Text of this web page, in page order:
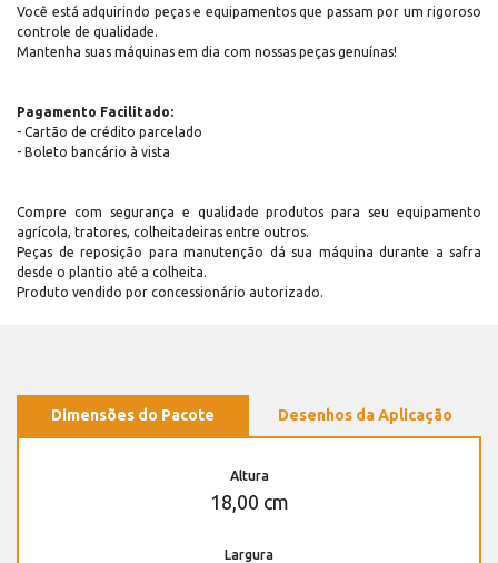
Você está adquirindo peças e equipamentos que passam por um rigoroso
controle de qualidade.
Mantenha suas máquinas em dia com nossas peças genuínas!
Pagamento Facilitado:
- Cartão de crédito parcelado
- Boleto bancário à vista
Compre com segurança e qualidade produtos para seu equipamento
agrícola, tratores, colheitadeiras entre outros.
Peças de reposição para manutenção dá sua máquina durante a safra
desde o plantio até a colheita.
Produto vendido por concessionário autorizado.
Dimensões do Pacote Desenhos da Aplicação
Altura
18,00 cm
Largura